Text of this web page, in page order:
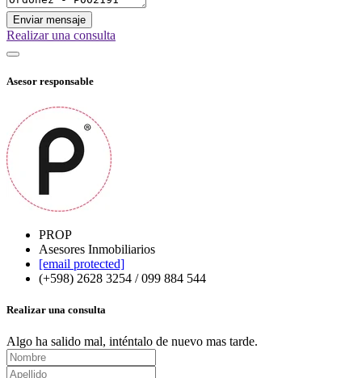
Enviar mensaje
Realizar una consulta
Asesor responsable
PROP
Asesores Inmobiliarios
[email protected]
(+598) 2628 3254 / 099 884 544
Realizar una consulta
Algo ha salido mal, inténtalo de nuevo mas tarde.